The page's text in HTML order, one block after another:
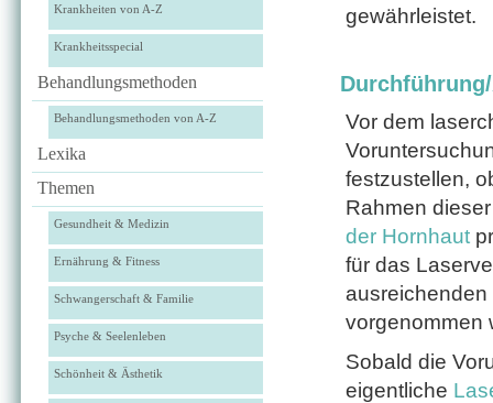
Krankheiten von A-Z
Krankheitsspecial
Behandlungsmethoden
Behandlungsmethoden von A-Z
Lexika
Themen
Gesundheit & Medizin
Ernährung & Fitness
Schwangerschaft & Familie
Psyche & Seelenleben
Schönheit & Ästhetik
gewährleistet.
Vor dem
festzustellen,
Rahmen
der Hornhaut
für das
ausreichenden
vorgenommen
Sobald die
eigentliche